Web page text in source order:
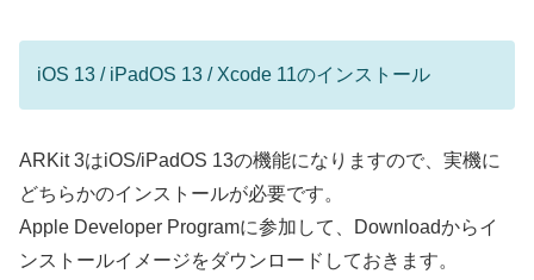
iOS 13 / iPadOS 13 / Xcode 11のインストール
ARKit 3はiOS/iPadOS 13の機能になりますので、実機に
どちらかのインストールが必要です。
Apple Developer Programに参加して、Downloadからイ
ンストールイメージをダウンロードしておきます。